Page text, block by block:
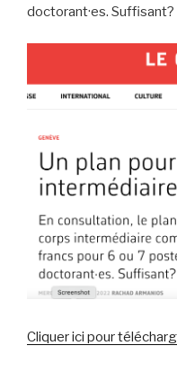
doctorant·es. Suffisant?
Cliquer ici pour